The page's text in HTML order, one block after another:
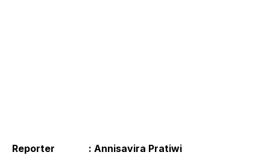
Reporter : Annisavira Pratiwi